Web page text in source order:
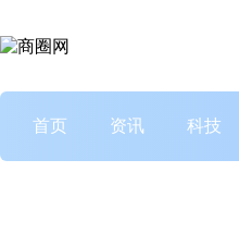
首页 资讯 科技